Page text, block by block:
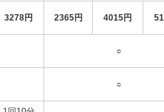
3278円 2365円 4015円
○
○